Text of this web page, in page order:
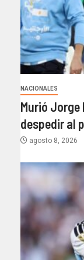
NACIONALES
Murió Jorge
despedir al
agosto 8, 2026